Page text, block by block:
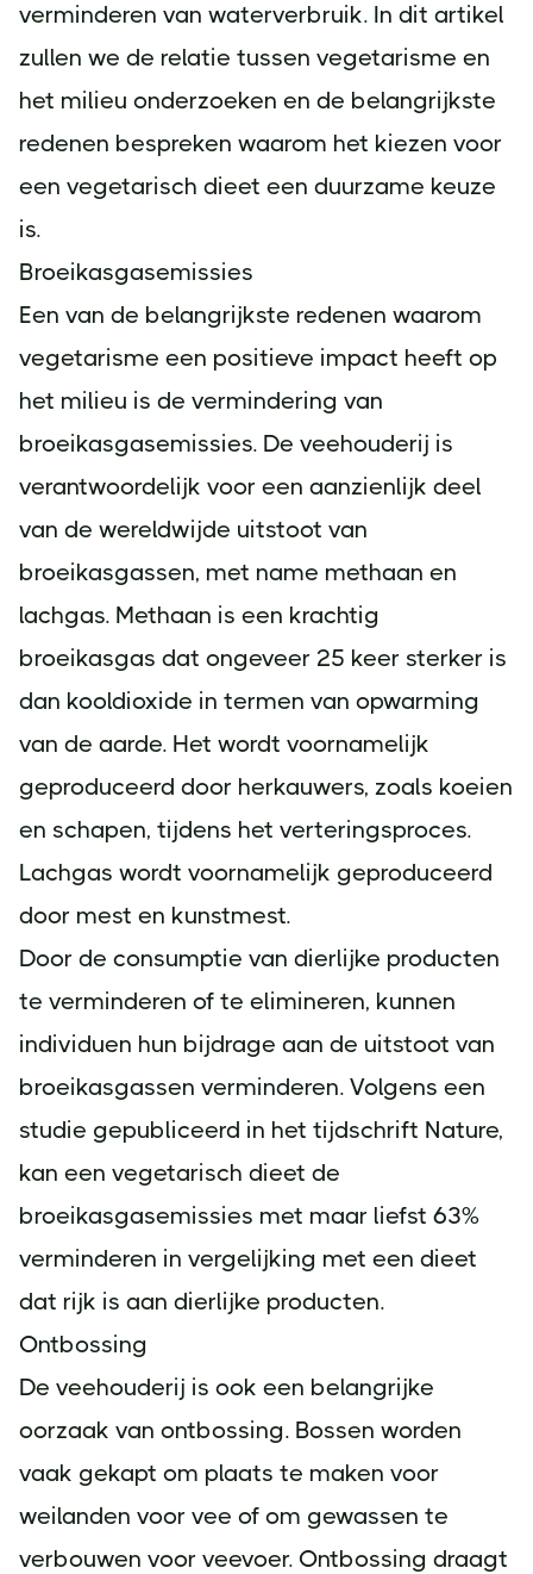
verminderen van waterverbruik. In dit artikel
zullen we de relatie tussen vegetarisme en
het milieu onderzoeken en de belangrijkste
redenen bespreken waarom het kiezen voor
een vegetarisch dieet een duurzame keuze
is.
Broeikasgasemissies
Een van de belangrijkste redenen waarom
vegetarisme een positieve impact heeft op
het milieu is de vermindering van
broeikasgasemissies. De veehouderij is
verantwoordelijk voor een aanzienlijk deel
van de wereldwijde uitstoot van
broeikasgassen, met name methaan en
lachgas. Methaan is een krachtig
broeikasgas dat ongeveer 25 keer sterker is
dan kooldioxide in termen van opwarming
van de aarde. Het wordt voornamelijk
geproduceerd door herkauwers, zoals koeien
en schapen, tijdens het verteringsproces.
Lachgas wordt voornamelijk geproduceerd
door mest en kunstmest.
Door de consumptie van dierlijke producten
te verminderen of te elimineren, kunnen
individuen hun bijdrage aan de uitstoot van
broeikasgassen verminderen. Volgens een
studie gepubliceerd in het tijdschrift Nature,
kan een vegetarisch dieet de
broeikasgasemissies met maar liefst 63%
verminderen in vergelijking met een dieet
dat rijk is aan dierlijke producten.
Ontbossing
De veehouderij is ook een belangrijke
oorzaak van ontbossing. Bossen worden
vaak gekapt om plaats te maken voor
weilanden voor vee of om gewassen te
verbouwen voor veevoer. Ontbossing draagt